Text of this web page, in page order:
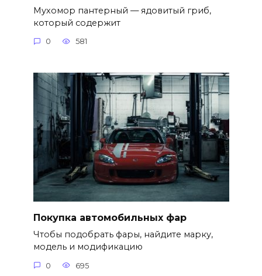
Мухомор пантерный — ядовитый гриб,
который содержит
0 581
Покупка автомобильных фар
Чтобы подобрать фары, найдите марку,
модель и модификацию
0 695